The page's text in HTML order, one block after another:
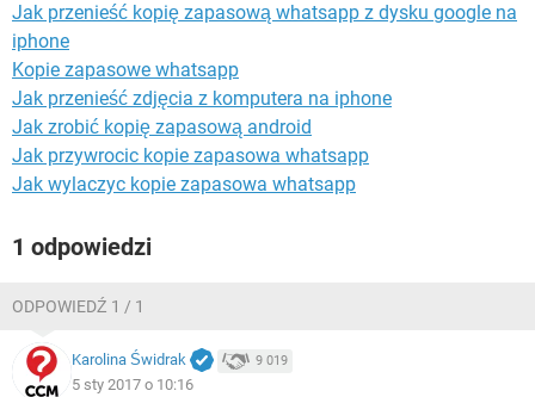
Jak przenieść kopię zapasową whatsapp z dysku google na
iphone
Kopie zapasowe whatsapp
Jak przenieść zdjęcia z komputera na iphone
Jak zrobić kopię zapasową android
Jak przywrocic kopie zapasowa whatsapp
Jak wylaczyc kopie zapasowa whatsapp
1 odpowiedzi
ODPOWIEDŹ 1 / 1
Karolina Świdrak 9 019
5 sty 2017 o 10:16